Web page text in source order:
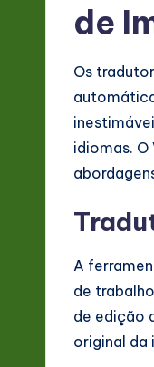
in
&
de
Os
idiomas.
A
de
de edição
original da